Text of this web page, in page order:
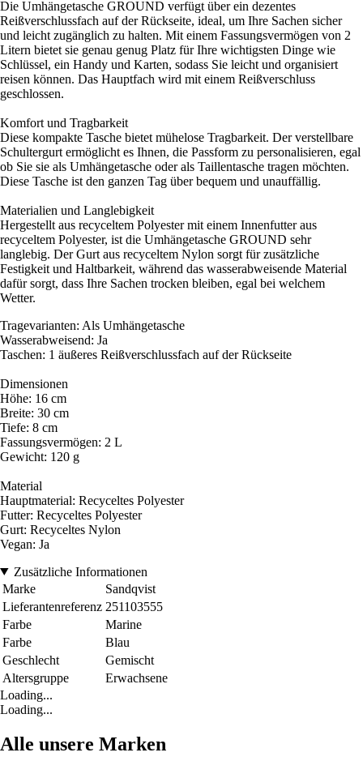
Die Umhängetasche GROUND verfügt über ein dezentes
Reißverschlussfach auf der Rückseite, ideal, um Ihre Sachen sicher
und leicht zugänglich zu halten. Mit einem Fassungsvermögen von 2
Litern bietet sie genau genug Platz für Ihre wichtigsten Dinge wie
Schlüssel, ein Handy und Karten, sodass Sie leicht und organisiert
reisen können. Das Hauptfach wird mit einem Reißverschluss
geschlossen.
Komfort und Tragbarkeit
Diese kompakte Tasche bietet mühelose Tragbarkeit. Der verstellbare
Schultergurt ermöglicht es Ihnen, die Passform zu personalisieren, egal
ob Sie sie als Umhängetasche oder als Taillentasche tragen möchten.
Diese Tasche ist den ganzen Tag über bequem und unauffällig.
Materialien und Langlebigkeit
Hergestellt aus recyceltem Polyester mit einem Innenfutter aus
recyceltem Polyester, ist die Umhängetasche GROUND sehr
langlebig. Der Gurt aus recyceltem Nylon sorgt für zusätzliche
Festigkeit und Haltbarkeit, während das wasserabweisende Material
dafür sorgt, dass Ihre Sachen trocken bleiben, egal bei welchem
Wetter.
Tragevarianten: Als Umhängetasche
Wasserabweisend: Ja
Taschen: 1 äußeres Reißverschlussfach auf der Rückseite
Dimensionen
Höhe: 16 cm
Breite: 30 cm
Tiefe: 8 cm
Fassungsvermögen: 2 L
Gewicht: 120 g
Material
Hauptmaterial: Recyceltes Polyester
Futter: Recyceltes Polyester
Gurt: Recyceltes Nylon
Vegan: Ja
Zusätzliche Informationen
Marke
Sandqvist
Lieferantenreferenz 251103555
Farbe
Marine
Farbe
Blau
Geschlecht
Gemischt
Altersgruppe
Erwachsene
Loading...
Loading...
Alle unsere Marken